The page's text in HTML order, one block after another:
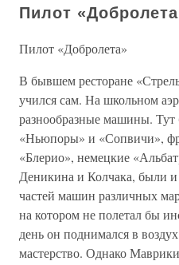
Пилот
Пилот «Добролета»
В бывшем ресторане
учился сам. На школьном
разнообразные машины.
«Ньюпоры» и «Сопвичи»,
«Блерио», немецкие
Деникина и Колчака, были
частей машин различных
на котором не полетал бы
день он поднимался в
мастерство. Однако